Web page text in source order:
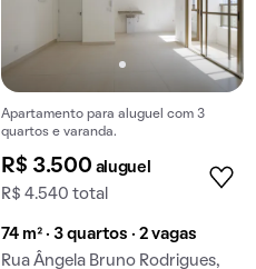
Apartamento para aluguel com 3
quartos e varanda.
R$ 3.500 aluguel
R$ 4.540 total
74 m² · 3 quartos · 2 vagas
Rua Ângela Bruno Rodrigues,